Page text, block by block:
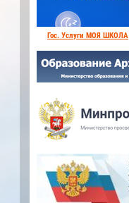
Гос. Услуги МОЯ ШКОЛА